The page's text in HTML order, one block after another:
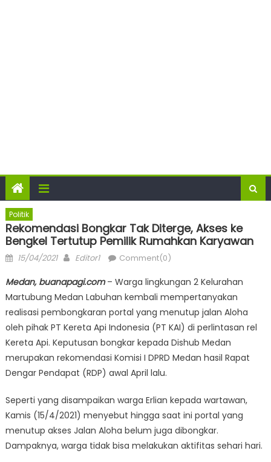
Politik
Rekomendasi Bongkar Tak Diterge, Akses ke
Bengkel Tertutup Pemilik Rumahkan Karyawan
Posted
15/04/2021 Author
Editor1 Comment(0)
Medan, buanapagi.com– Warga lingkungan 2 Kelurahan
Martubung Medan Labuhan kembali mempertanyakan
realisasi pembongkaran portal yang menutup jalan Aloha
oleh pihak PT Kereta Api Indonesia (PT KAI) di perlintasan rel
Kereta Api. Keputusan bongkar kepada Dishub Medan
merupakan rekomendasi Komisi I DPRD Medan hasil Rapat
Dengar Pendapat (RDP) awal April lalu.
Seperti yang disampaikan warga Erlian kepada wartawan,
Kamis (15/4/2021) menyebut hingga saat ini portal yang
menutup akses Jalan Aloha belum juga dibongkar.
Dampaknya, warga tidak bisa melakukan aktifitas sehari hari.